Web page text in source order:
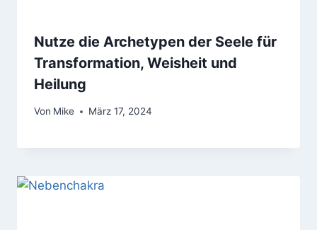
Nutze die Archetypen der Seele für
Transformation, Weisheit und
Heilung
Von Mike März 17, 2024